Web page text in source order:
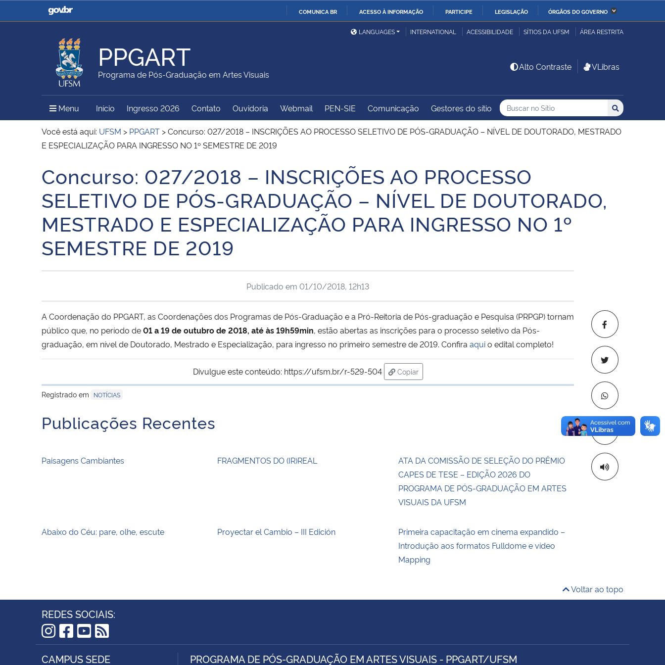
COMUNICA BR ACESSO À INFORMAÇÃO PARTICIPE LEGISLAÇÃO ÓRGÃOS DO GOVERNO
Casa Civil
Ministério da Justiça e
Ministério da Defesa
Ministério das Relações
Exteriores
Ministério da Economia Ministério da Infraestrutura
Ministério da Agricultura,
Pecuária e Abastecimento
Ministério da Educação
Ministério da Ciência,
Tecnologia, Inovações e
Ministério do Meio Ambiente Ministério do Turismo
Ministério do
Desenvolvimento Regional
Controladoria-Geral da
União
Ministério da Mulher, da
Família e dos Direitos
Institucional
Banco Central do Brasil
LANGUAGES INTERNATIONAL ACESSIBILIDADE SÍTIOS DA UFSM ÁREA RESTRITA
PPGART
Programa de Pós-Graduação em Artes Visuais
Alto Contraste VLibras
Menu Menu Principal do Sítio
Início Ingresso 2026 Contato Ouvidoria Webmail PEN-SIE Comunicação Gestores do sítio Busca
Buscar no no Sítio
Busca: Buscar
Você está aqui: UFSM > PPGART >Concurso: 027/2018 – INSCRIÇÕES AO PROCESSO SELETIVO DE PÓS-GRADUAÇÃO – NÍVEL DE DOUTORADO, MESTRADO
E ESPECIALIZAÇÃO PARA INGRESSO NO 1º SEMESTRE DE 2019
Início do conteúdo
Concurso: 027/2018 – INSCRIÇÕES AO PROCESSO
SELETIVO DE PÓS-GRADUAÇÃO – NÍVEL DE DOUTORADO,
MESTRADO E ESPECIALIZAÇÃO PARA INGRESSO NO 1º
SEMESTRE DE 2019
Copiar para
Publicado em 01/10/2018, 12h13
A Coordenação do PPGART, as Coordenações dos Programas de Pós-Graduação e a Pró-Reitoria de Pós-graduação e Pesquisa (PRPGP) tornam
público que, no período de01 a 19 de outubro de 2018, até às 19h59min, estão abertas as inscrições para o processo seletivo da Pós-
graduação, em nível de Doutorado, Mestrado e Especialização, para ingresso no primeiro semestre de 2019. Confira aquio edital completo!
Divulgue este conteúdo: https://ufsm.br/r-529-504
Copiar
para área de transferência
Registrado em
NOTÍCIAS
Publicações Recentes
Paisagens Cambiantes FRAGMENTOS DO (IR)REAL
ATA DA COMISSÃO DE SELEÇÃO DO PRÊMIO
CAPES DE TESE – EDIÇÃO 2026 DO
PROGRAMA DE PÓS-GRADUAÇÃO EM ARTES
VISUAIS DA UFSM
Abaixo do Céu: pare, olhe, escute Proyectar el Cambio – III Edición
Primeira capacitação em cinema expandido –
Introdução aos formatos Fulldome e vídeo
Mapping
Voltar ao topo
REDES SOCIAIS:
Instagram
Facebook
YouTube
RSS
CAMPUS SEDE PROGRAMA DE PÓS-GRADUAÇÃO EM ARTES VISUAIS - PPGART/UFSM